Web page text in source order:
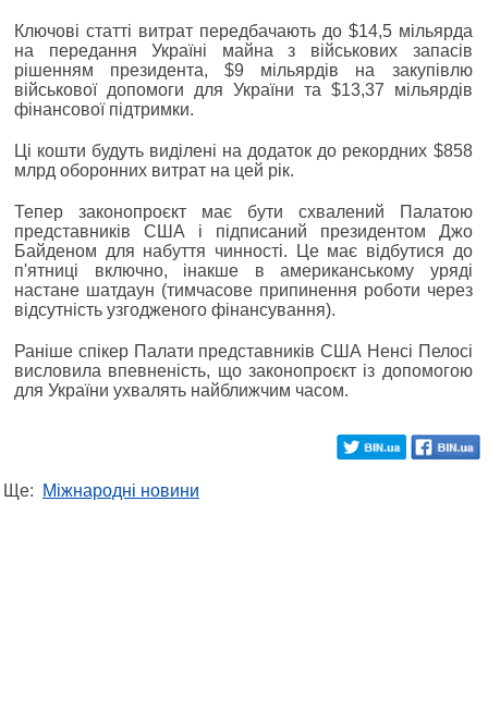
Ключові статті витрат передбачають до $14,5 мільярда
на передання Україні майна з військових запасів
рішенням президента, $9 мільярдів на закупівлю
військової допомоги для України та $13,37 мільярдів
фінансової підтримки.
Ці кошти будуть виділені на додаток до рекордних $858
млрд оборонних витрат на цей рік.
Тепер законопроєкт має бути схвалений Палатою
представників США і підписаний президентом Джо
Байденом для набуття чинності. Це має відбутися до
п'ятниці включно, інакше в американському уряді
настане шатдаун (тимчасове припинення роботи через
відсутність узгодженого фінансування).
Раніше спікер Палати представників США Ненсі Пелосі
висловила впевненість, що законопроєкт із допомогою
для України ухвалять найближчим часом.
Ще: Міжнародні новини